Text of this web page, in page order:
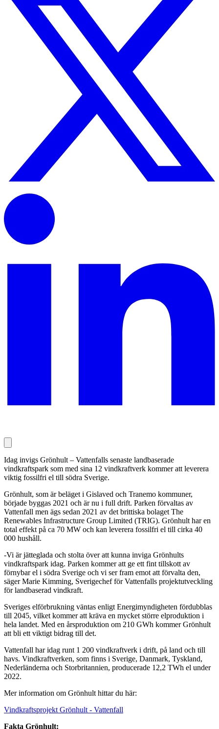
Idag invigs Grönhult – Vattenfalls senaste landbaserade
vindkraftspark som med sina 12 vindkraftverk kommer att leverera
viktig fossilfri el till södra Sverige.
Grönhult, som är beläget i Gislaved och Tranemo kommuner,
började byggas 2021 och är nu i full drift. Parken förvaltas av
Vattenfall men ägs sedan 2021 av det brittiska bolaget The
Renewables Infrastructure Group Limited (TRIG). Grönhult har en
total effekt på ca 70 MW och kan leverera fossilfri el till cirka 40
000 hushåll.
-Vi är jätteglada och stolta över att kunna inviga Grönhults
vindkraftspark idag. Parken kommer att ge ett fint tillskott av
förnybar el i södra Sverige och vi ser fram emot att förvalta den,
säger Marie Kimming, Sverigechef för Vattenfalls projektutveckling
för landbaserad vindkraft.
Sveriges elförbrukning väntas enligt Energimyndigheten fördubblas
till 2045, vilket kommer att kräva en mycket större elproduktion i
hela landet. Med en årsproduktion om 210 GWh kommer Grönhult
att bli ett viktigt bidrag till det.
Vattenfall har idag runt 1 200 vindkraftverk i drift, på land och till
havs. Vindkraftverken, som finns i Sverige, Danmark, Tyskland,
Nederländerna och Storbritannien, producerade 12,2 TWh el under
2022.
Mer information om Grönhult hittar du här:
Vindkraftsprojekt Grönhult - Vattenfall
Fakta Grönhult: